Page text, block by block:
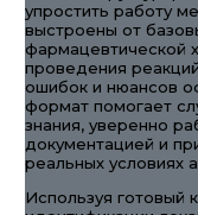
упростить работу
выстроены от
фармацевтической
проведения
ошибок и нюансов
формат помогает
знания, уверенно
документацией и
реальных условиях
Используя готовый